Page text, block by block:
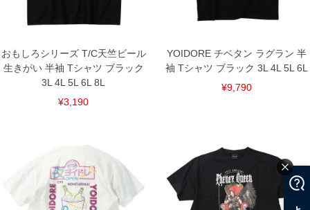
おもしろシリーズ T/C天竺ビール
生きがい 半袖 Tシャツ ブラック
3L 4L 5L 6L 8L
¥3,190
YOIDORE チベタン ラグラン 半
袖 Tシャツ ブラック 3L 4L 5L 6L
¥9,790